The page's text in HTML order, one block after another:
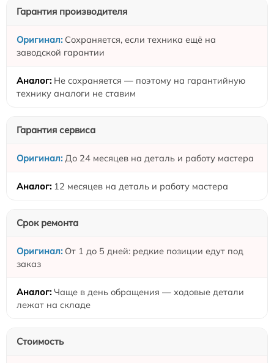
Гарантия производителя
Сохраняется, если техника ещё на
заводской гарантии
Не сохраняется — поэтому на гарантийную
технику аналоги не ставим
Гарантия сервиса
До 24 месяцев на деталь и работу мастера
12 месяцев на деталь и работу мастера
Срок ремонта
От 1 до 5 дней: редкие позиции едут под
заказ
Чаще в день обращения — ходовые детали
лежат на складе
Стоимость